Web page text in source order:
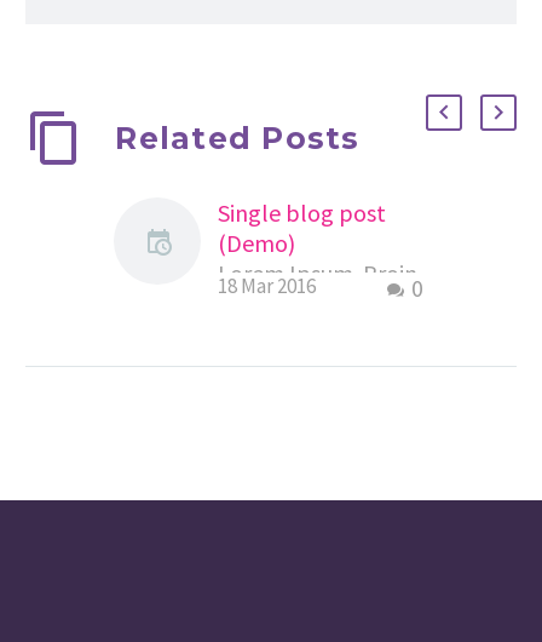
Related Posts
Single blog post
(Demo)
Lorem Ipsum. Proin
gravida nibh vel velit
Aenean sollicitudin,
0
18 Mar 2016